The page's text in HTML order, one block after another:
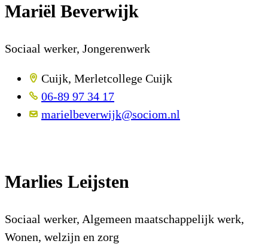
Mariël Beverwijk
Sociaal werker, Jongerenwerk
Cuijk, Merletcollege Cuijk
06-89 97 34 17
marielbeverwijk@sociom.nl
Marlies Leijsten
Sociaal werker, Algemeen maatschappelijk werk,
Wonen, welzijn en zorg